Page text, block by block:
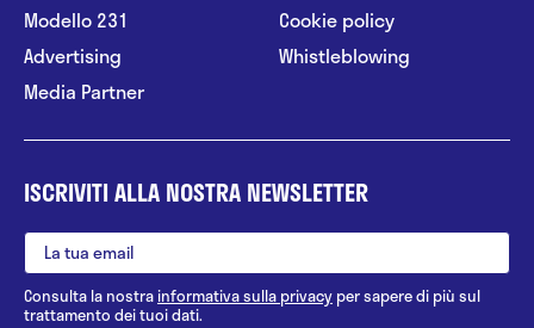
Modello 231
Advertising
Media Partner
Cookie policy
Whistleblowing
ISCRIVITI ALLA NOSTRA NEWSLETTER
Consulta la nostrainformativa sulla privacy per sapere di più sul
trattamento dei tuoi dati.